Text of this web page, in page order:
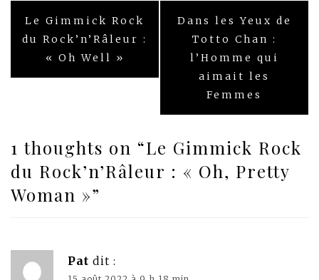
Navigation
de
l’article
Le Gimmick Rock
du Rock’n’Râleur :
« Oh Well »
Dans les Yeux de
Totto Chan :
l’Homme qui
aimait les
Femmes
1 thoughts on “Le Gimmick Rock
du Rock’n’Râleur : « Oh, Pretty
Woman »”
Pat dit :